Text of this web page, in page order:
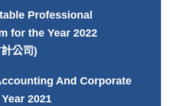
Professional
for the Year 2022
公司)
And Corporate
2021